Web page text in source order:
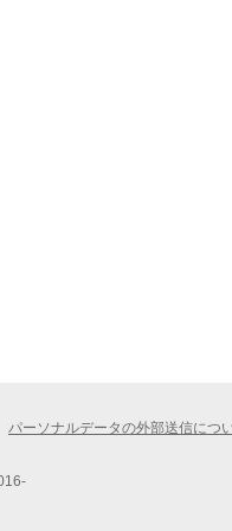
パーソナルデータの外部送信につ